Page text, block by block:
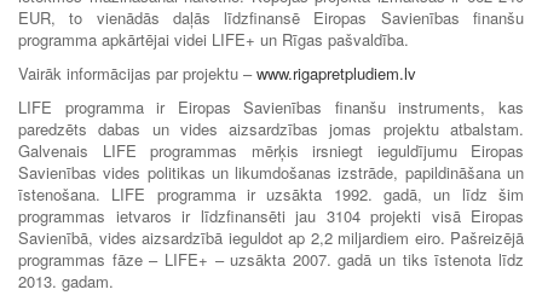
EUR, to vienādās daļās līdzfinansē Eiropas Savienības finanšu
programma apkārtējai videi LIFE+ un Rīgas pašvaldība.
Vairāk informācijas par projektu –www.rigapretpludiem.lv
LIFE programma ir Eiropas Savienības finanšu instruments, kas
paredzēts dabas un vides aizsardzības jomas projektu atbalstam.
Galvenais LIFE programmas mērķis irsniegt ieguldījumu Eiropas
Savienības vides politikas un likumdošanas izstrāde, papildināšana un
īstenošana. LIFE programma ir uzsākta 1992. gadā, un līdz šim
programmas ietvaros ir līdzfinansēti jau 3104 projekti visā Eiropas
Savienībā, vides aizsardzībā ieguldot ap 2,2 miljardiem eiro. Pašreizējā
programmas fāze – LIFE+ – uzsākta 2007. gadā un tiks īstenota līdz
2013. gadam.